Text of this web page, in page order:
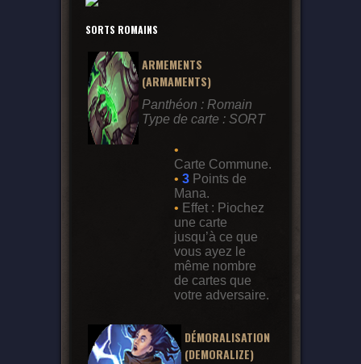
SORTS ROMAINS
ARMEMENTS
(ARMAMENTS)
Panthéon : Romain
Type de carte : SORT
•
Carte Commune.
• 3Points de
Mana.
• Effet : Piochez
une carte
jusqu’à ce que
vous ayez le
même nombre
de cartes que
votre adversaire.
DÉMORALISATION
(DEMORALIZE)